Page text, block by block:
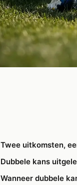
Twee uitkomsten,
Dubbele kans
Wanneer dubbele